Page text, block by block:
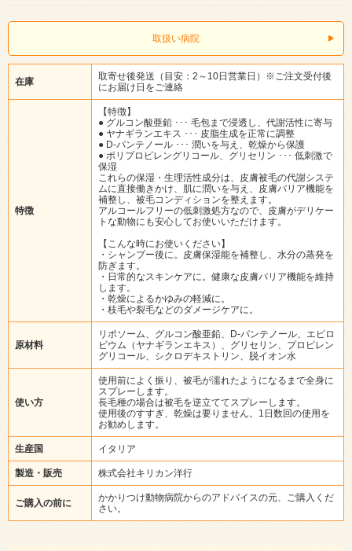
取扱い病院
在庫
取寄せ後発送（目安：2～10日営業日）※ご注文受付後
にお届け日をご連絡
特徴
【特徴】
● グルコン酸亜鉛 ･･･ 毛包まで浸透し、代謝活性に寄与
● ヤナギランエキス ･･･ 皮脂生成を正常に調整
● D-パンテノール ･･･ 潤いを与え、乾燥から保護
● ポリプロピレングリコール、グリセリン ･･･ 低刺激で
保湿
これらの保湿・生理活性成分は、皮膚被毛の代謝システ
ムに直接働きかけ、肌に潤いを与え、皮膚バリア機能を
補整し、被毛コンディションを整えます。
アルコールフリーの低刺激処方なので、皮膚がデリケー
トな動物にも安心してお使いいただけます。
【こんな時にお使いください】
・シャンプー後に。皮膚保湿能を補整し、水分の蒸発を
防ぎます。
・日常的なスキンケアに。健康な皮膚バリア機能を維持
します。
・乾燥によるかゆみの軽減に。
・枝毛や裂毛などのダメージケアに。
原材料
リポソーム、グルコン酸亜鉛、D-パンテノール、エピロ
ビウム（ヤナギランエキス）、グリセリン、プロピレン
グリコール、シクロデキストリン、脱イオン水
使い方
使用前によく振り、被毛が濡れたようになるまで全身に
スプレーします。
長毛種の場合は被毛を逆立ててスプレーします。
使用後のすすぎ、乾燥は要りません。1日数回の使用を
お勧めします。
生産国 イタリア
製造・販売 株式会社キリカン洋行
ご購入の前に
かかりつけ動物病院からのアドバイスの元、ご購入くだ
さい。